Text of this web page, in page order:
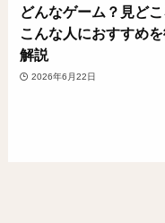
どんなゲーム？見ど
こんな人におすすめ
解説
2026年6月22日